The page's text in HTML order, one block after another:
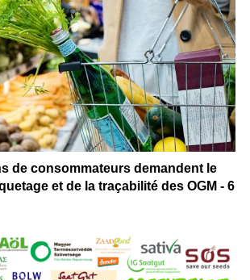
de consommateurs demandent le
et de la traçabilité des OGM - 6